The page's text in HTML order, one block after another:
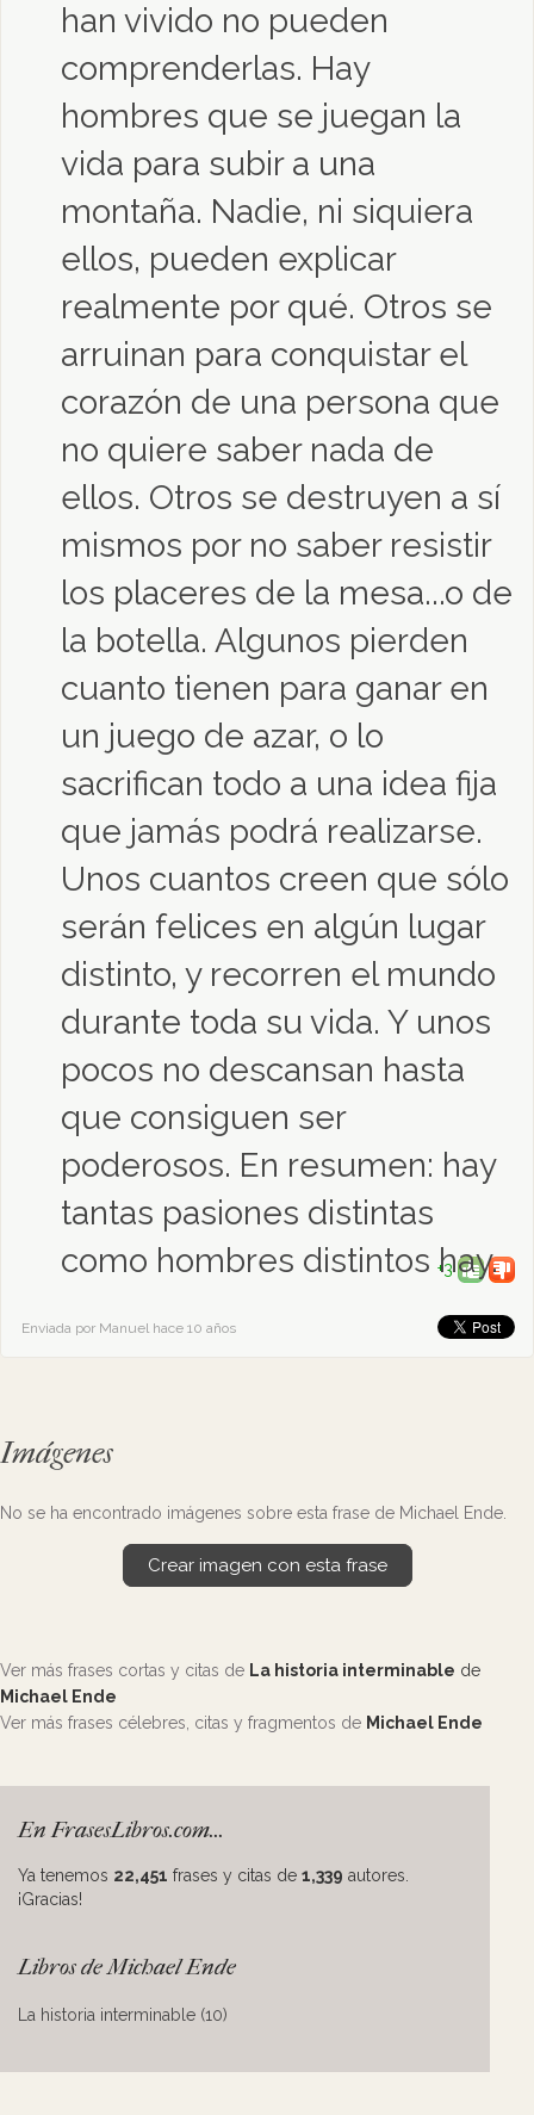
han vivido no pueden
comprenderlas. Hay
hombres que se juegan la
vida para subir a una
montaña. Nadie, ni siquiera
ellos, pueden explicar
realmente por qué. Otros se
arruinan para conquistar el
corazón de una persona que
no quiere saber nada de
ellos. Otros se destruyen a sí
mismos por no saber resistir
los placeres de la mesa...o de
la botella. Algunos pierden
cuanto tienen para ganar en
un juego de azar, o lo
sacrifican todo a una idea fija
que jamás podrá realizarse.
Unos cuantos creen que sólo
serán felices en algún lugar
distinto, y recorren el mundo
durante toda su vida. Y unos
pocos no descansan hasta
que consiguen ser
poderosos. En resumen: hay
tantas pasiones distintas
como hombres distintos hay.
+3
Enviada por Manuel hace 10 años
Imágenes
No se ha encontrado imágenes sobre esta frase de Michael Ende.
Crear imagen con esta frase
Ver más frases cortas y citas de La historia interminable de
Michael Ende
Ver más frases célebres, citas y fragmentos de Michael Ende
En FrasesLibros.com...
Ya tenemos 22,451 frases y citas de 1,339 autores.
¡Gracias!
Libros de Michael Ende
La historia interminable (10)